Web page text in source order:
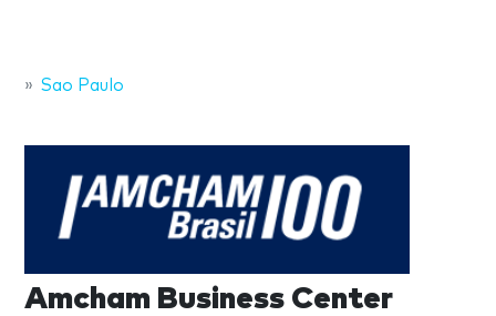
Sao Paulo
Amcham Business Center